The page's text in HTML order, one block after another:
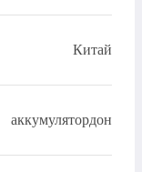
Китай
аккумулятордон